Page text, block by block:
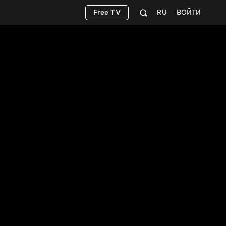
ВОЙТИ
RU
Free TV